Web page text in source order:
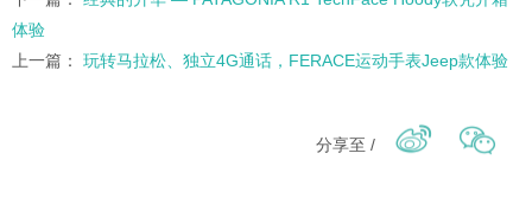
体验
上一篇： 玩转马拉松、独立4G通话，FERACE运动手表Jeep款体验
分享至 /